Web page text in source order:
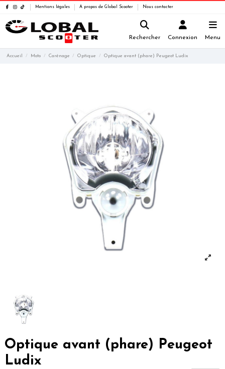
Mentions légales A propos de Global Scooter Nous contacter
Rechercher Connexion Menu
Accueil Moto Carénage Optique Optique avant (phare) Peugeot Ludix
Optique avant (phare) Peugeot
Ludix